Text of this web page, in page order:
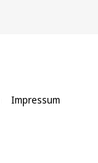
Impressum